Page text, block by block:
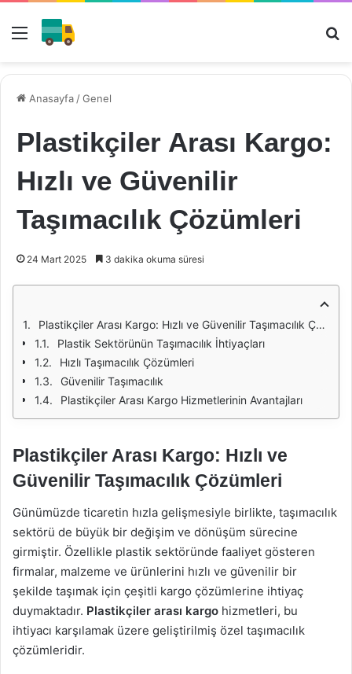
Menü
Anasayfa /Genel
Plastikçiler Arası Kargo:
Hızlı ve Güvenilir
Taşımacılık Çözümleri
24 Mart 2025 3 dakika okuma süresi
Plastikçiler Arası Kargo: Hızlı ve Güvenilir Taşımacılık Çözümleri
Plastik Sektörünün Taşımacılık İhtiyaçları
Hızlı Taşımacılık Çözümleri
Güvenilir Taşımacılık
Plastikçiler Arası Kargo Hizmetlerinin Avantajları
Plastikçiler Arası Kargo: Hızlı ve
Güvenilir Taşımacılık Çözümleri
Günümüzde ticaretin hızla gelişmesiyle birlikte, taşımacılık
sektörü de büyük bir değişim ve dönüşüm sürecine
girmiştir. Özellikle plastik sektöründe faaliyet gösteren
firmalar, malzeme ve ürünlerini hızlı ve güvenilir bir
şekilde taşımak için çeşitli kargo çözümlerine ihtiyaç
duymaktadır. Plastikçiler arası kargo hizmetleri, bu
ihtiyacı karşılamak üzere geliştirilmiş özel taşımacılık
çözümleridir.